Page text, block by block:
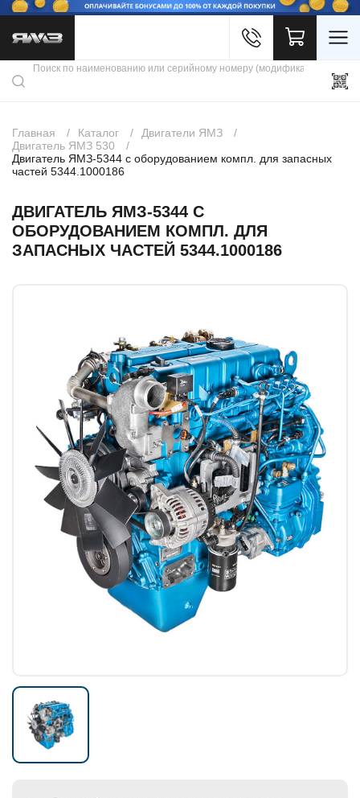
Каталог продукции
Скидки
Контакты
Главная Каталог
Двигатели ЯМЗ
Двигатель ЯМЗ 530
Двигатель ЯМЗ-5344 с оборудованием компл. для запасных
частей 5344.1000186
ДВИГАТЕЛЬ ЯМЗ-5344 С
ОБОРУДОВАНИЕМ КОМПЛ. ДЛЯ
ЗАПАСНЫХ ЧАСТЕЙ 5344.1000186